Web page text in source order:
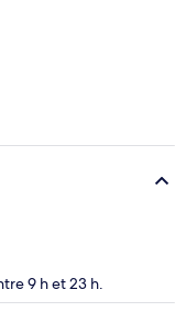
9 h et 23 h.